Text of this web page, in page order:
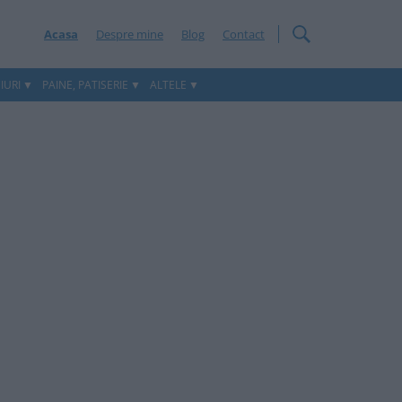
Acasa Despre mine Blog Contact
PAINE, PATISERIE ALTELE